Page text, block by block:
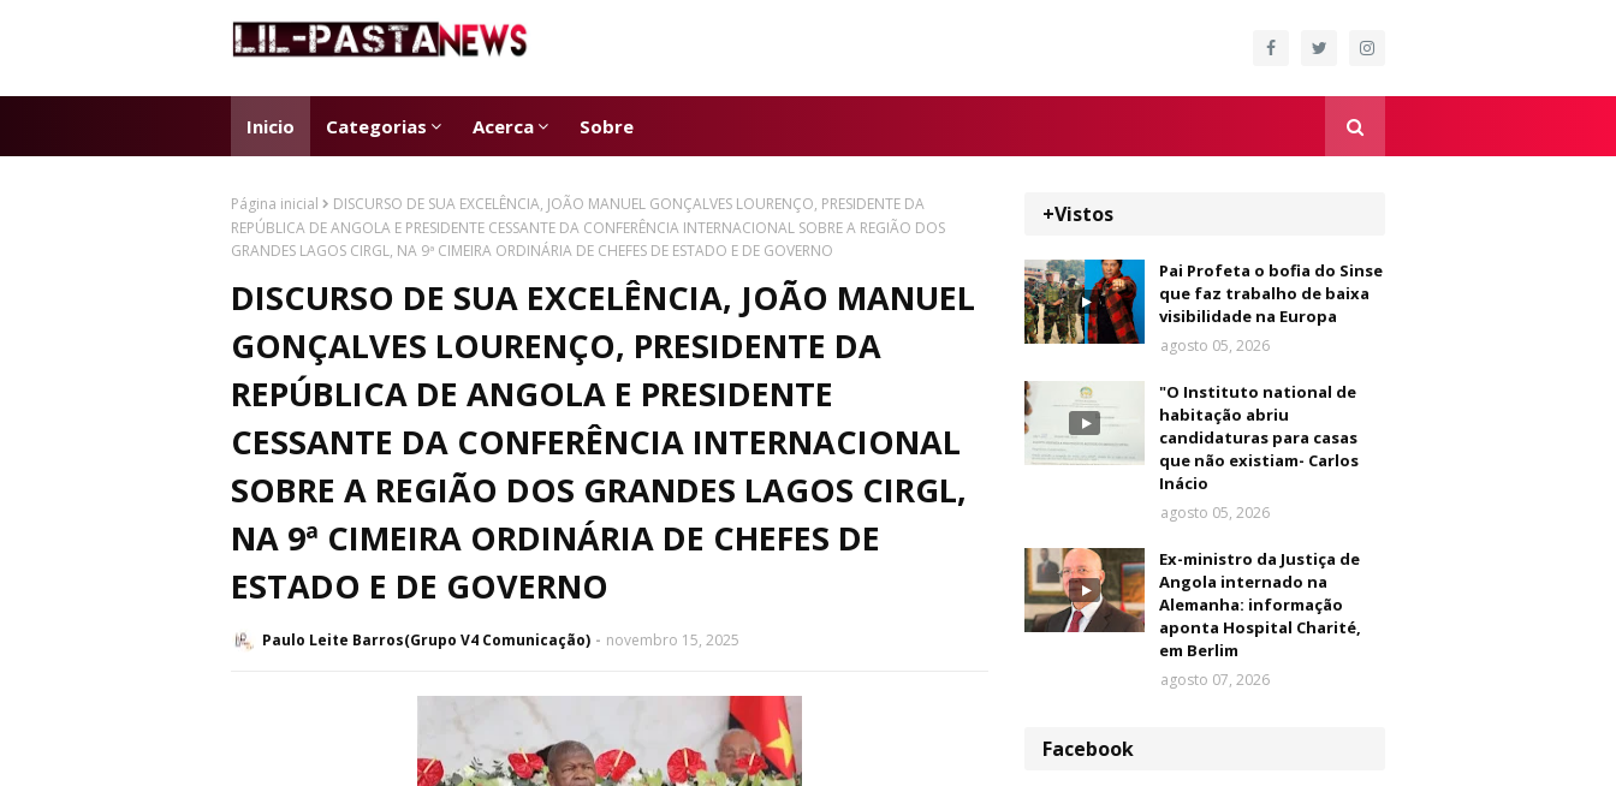
Inicio Categorias Acerca Sobre
Página inicial
DISCURSO DE SUA EXCELÊNCIA, JOÃO MANUEL GONÇALVES LOURENÇO, PRESIDENTE DA
REPÚBLICA DE ANGOLA E PRESIDENTE CESSANTE DA CONFERÊNCIA INTERNACIONAL SOBRE A REGIÃO DOS
GRANDES LAGOS CIRGL, NA 9ª CIMEIRA ORDINÁRIA DE CHEFES DE ESTADO E DE GOVERNO
DISCURSO DE SUA EXCELÊNCIA, JOÃO MANUEL
GONÇALVES LOURENÇO, PRESIDENTE DA
REPÚBLICA DE ANGOLA E PRESIDENTE
CESSANTE DA CONFERÊNCIA INTERNACIONAL
SOBRE A REGIÃO DOS GRANDES LAGOS CIRGL,
NA 9ª CIMEIRA ORDINÁRIA DE CHEFES DE
ESTADO E DE GOVERNO
Paulo Leite Barros(Grupo V4 Comunicação) novembro 15, 2025
+Vistos
Pai Profeta o bofia do Sinse
que faz trabalho de baixa
visibilidade na Europa
agosto 05, 2026
"O Instituto national de
habitação abriu
candidaturas para casas
que não existiam- Carlos
Inácio
agosto 05, 2026
Ex-ministro da Justiça de
Angola internado na
Alemanha: informação
aponta Hospital Charité,
em Berlim
agosto 07, 2026
Facebook